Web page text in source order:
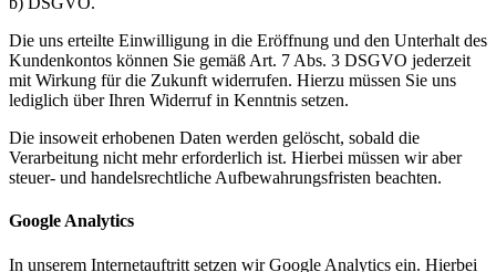
Die uns erteilte Einwilligung in die Eröffnung und den Unterhalt des
Kundenkontos können Sie gemäß Art. 7 Abs. 3 DSGVO jederzeit
mit Wirkung für die Zukunft widerrufen. Hierzu müssen Sie uns
lediglich über Ihren Widerruf in Kenntnis setzen.
Die insoweit erhobenen Daten werden gelöscht, sobald die
Verarbeitung nicht mehr erforderlich ist. Hierbei müssen wir aber
steuer- und handelsrechtliche Aufbewahrungsfristen beachten.
Google Analytics
In unserem Internetauftritt setzen wir Google Analytics ein. Hierbei